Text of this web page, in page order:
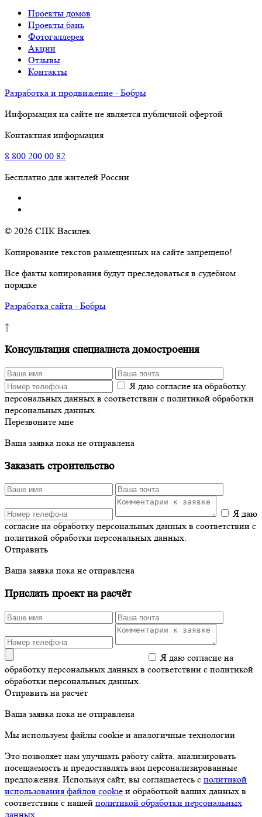
Проекты домов
Проекты бань
Фотогаллерея
Акции
Отзывы
Контакты
Разработка и продвижение - Бобры
Информация на сайте не является публичной офертой
Контактная информация
8 800 200 00 82
Бесплатно для жителей России
© 2026 СПК Василек
Копирование текстов размещенных на сайте запрещено!
Все факты копирования будут преследоваться в судебном
порядке
Разработка сайта - Бобры
↑
Консультация специалиста домостроения
Я даю согласие на обработку
персональных данных в соответствии с политикой обработки
персональных данных.
Перезвоните мне
Ваша заявка пока не отправлена
Заказать строительство
Я даю
согласие на обработку персональных данных в соответствии с
политикой обработки персональных данных.
Отправить
Ваша заявка пока не отправлена
Прислать проект на расчёт
Я даю согласие на
обработку персональных данных в соответствии с политикой
обработки персональных данных.
Отправить на расчёт
Ваша заявка пока не отправлена
Мы используем файлы cookie и аналогичные технологии
Это позволяет нам улучшать работу сайта, анализировать
посещаемость и предоставлять вам персонализированные
предложения. Используя сайт, вы соглашаетесь с политикой
использования файлов cookie и обработкой ваших данных в
соответствии с нашей политикой обработки персональных
данных.